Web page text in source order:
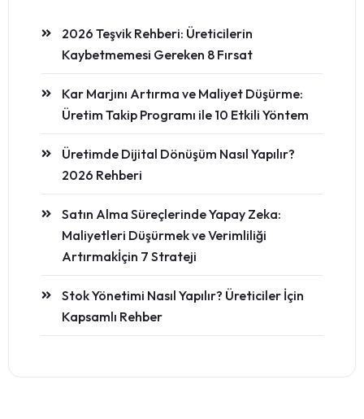
2026 Teşvik Rehberi: Üreticilerin
Kaybetmemesi Gereken 8 Fırsat
Kar Marjını Artırma ve Maliyet Düşürme:
Üretim Takip Programı ile 10 Etkili Yöntem
Üretimde Dijital Dönüşüm Nasıl Yapılır?
2026 Rehberi
Satın Alma Süreçlerinde Yapay Zeka:
Maliyetleri Düşürmek ve Verimliliği
Artırmakİçin 7 Strateji
Stok Yönetimi Nasıl Yapılır? Üreticiler İçin
Kapsamlı Rehber